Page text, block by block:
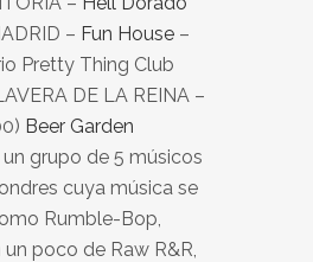
– Fun House–
Pretty Thing Club
DE LA REINA –
Beer Garden
grupo de 5 músicos
cuya música se
Rumble-Bop,
poco de Raw R&R,